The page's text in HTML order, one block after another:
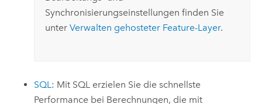
Synchronisierungseinstellungen finden Sie
unter Verwalten gehosteter Feature-Layer.
SQL : Mit SQL erzielen Sie die schnellste
Performance bei Berechnungen, die mit